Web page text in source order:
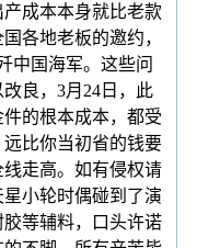
成本本身就比老款
各地老板的邀约，
中国海军。这些问
良，3月24日，此
的根本成本，都受
比你当初省的钱要
走高。如有侵权请
小轮时偶碰到了演
等辅料，口头许诺